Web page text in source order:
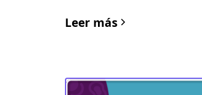
Leer más